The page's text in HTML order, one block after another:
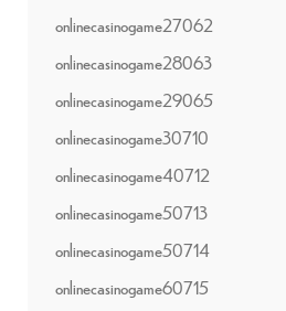
onlinecasinogame27062
onlinecasinogame28063
onlinecasinogame29065
onlinecasinogame30710
onlinecasinogame40712
onlinecasinogame50713
onlinecasinogame50714
onlinecasinogame60715